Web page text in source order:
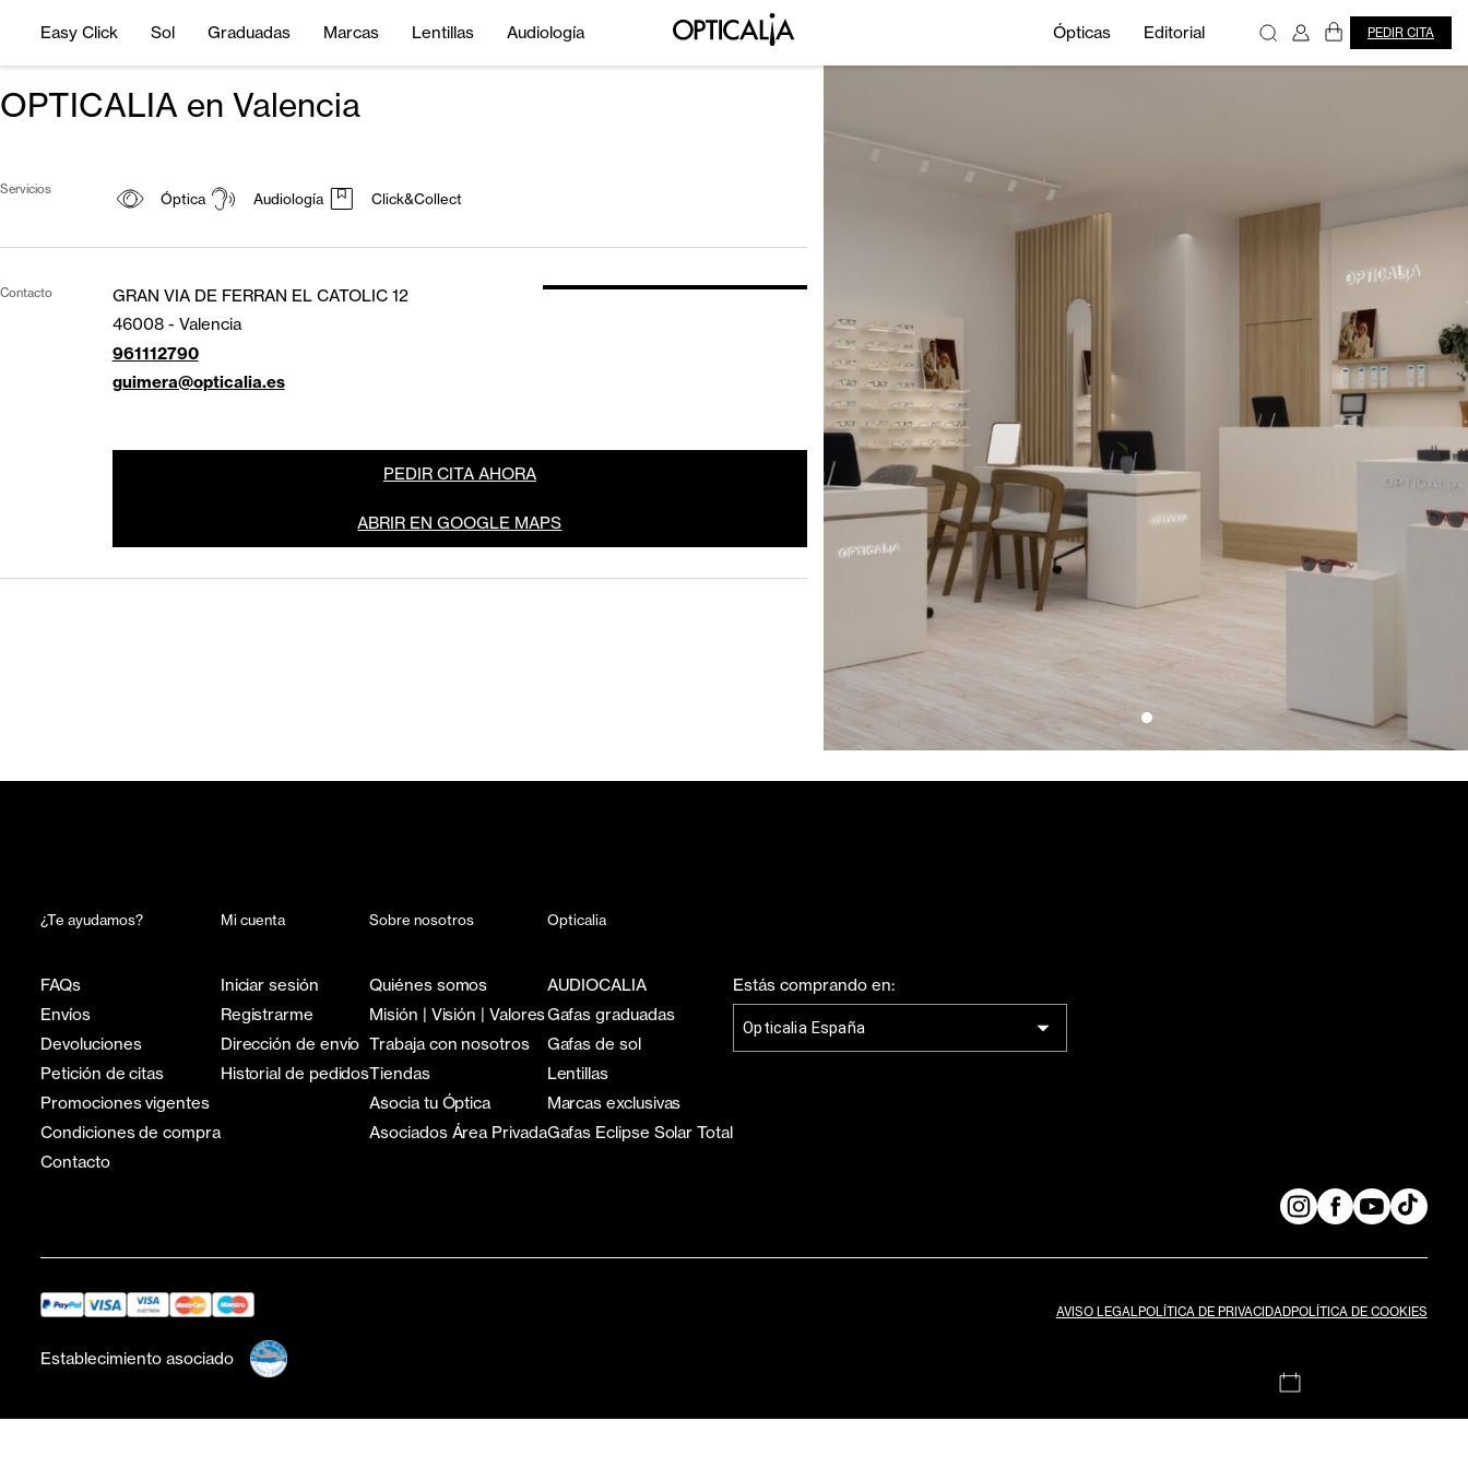
Easy Click Sol Graduadas Marcas Lentillas Audiología Ópticas Editorial PEDIR CITA
OPTICALIA en Valencia
Servicios
Óptica Audiología Click&Collect
Contacto
GRAN VIA DE FERRAN EL CATOLIC 12
46008- Valencia
961112790
guimera@opticalia.es
PEDIR CITA AHORA
ABRIR EN GOOGLE MAPS
¿Te ayudamos?
FAQs
Envíos
Devoluciones
Petición de citas
Promociones vigentes
Condiciones de compra
Contacto
Mi cuenta
Iniciar sesión
Registrarme
Dirección de envío
Historial de pedidos
Sobre nosotros
Quiénes somos
Misión | Visión | Valores
Trabaja con nosotros
Tiendas
Asocia tu Óptica
Asociados Área Privada
Opticalia
AUDIOCALIA
Gafas graduadas
Gafas de sol
Lentillas
Marcas exclusivas
Gafas Eclipse Solar Total
Estás comprando en:
Opticalia España
AVISO LEGALPOLÍTICA DE PRIVACIDADPOLÍTICA DE COOKIES
Establecimiento asociado